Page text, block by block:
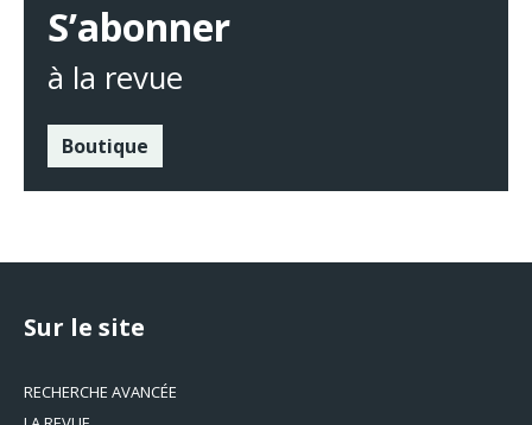
S’abonner
à la revue
Boutique
Sur le site
RECHERCHE AVANCÉE